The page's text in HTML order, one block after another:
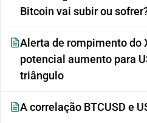
Bitcoin vai subir ou
Alerta de rompimento do
potencial aumento para
triângulo
A correlação BTCUSD e